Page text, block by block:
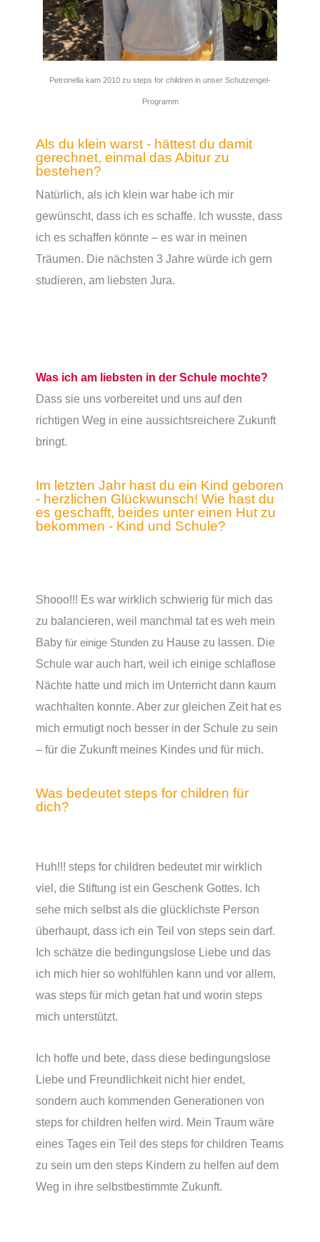
Petronella kam 2010 zu steps for children in unser Schutzengel-
Programm
Als du klein warst - hättest du damit
gerechnet, einmal das Abitur zu
bestehen?
Natürlich, als ich klein war habe ich mir
gewünscht, dass ich es schaffe. Ich wusste, dass
ich es schaffen könnte – es war in meinen
Träumen. Die nächsten 3 Jahre würde ich gern
studieren, am liebsten Jura.
Was ich am liebsten in der Schule mochte?
Dass sie uns vorbereitet und uns auf den
richtigen Weg in eine aussichtsreichere Zukunft
bringt.
Im letzten Jahr hast du ein Kind geboren
- herzlichen Glückwunsch! Wie hast du
es geschafft, beides unter einen Hut zu
bekommen - Kind und Schule?
Shooo!!! Es war wirklich schwierig für mich das
zu balancieren, weil manchmal tat es weh mein
Baby für einige Stunden zu Hause zu lassen. Die
Schule war auch hart, weil ich einige schlaflose
Nächte hatte und mich im Unterricht dann kaum
wachhalten konnte. Aber zur gleichen Zeit hat es
mich ermutigt noch besser in der Schule zu sein
– für die Zukunft meines Kindes und für mich.
Was bedeutet steps for children für
dich?
Huh!!! steps for children bedeutet mir wirklich
viel, die Stiftung ist ein Geschenk Gottes. Ich
sehe mich selbst als die glücklichste Person
überhaupt, dass ich ein Teil von steps sein darf.
Ich schätze die bedingungslose Liebe und das
ich mich hier so wohlfühlen kann und vor allem,
was steps für mich getan hat und worin steps
mich unterstützt.
Ich hoffe und bete, dass diese bedingungslose
Liebe und Freundlichkeit nicht hier endet,
sondern auch kommenden Generationen von
steps for children helfen wird. Mein Traum wäre
eines Tages ein Teil des steps for children Teams
zu sein um den steps Kindern zu helfen auf dem
Weg in ihre selbstbestimmte Zukunft.